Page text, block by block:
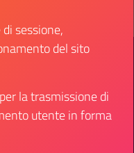
di sessione,
del sito
la trasmissione di
utente in forma